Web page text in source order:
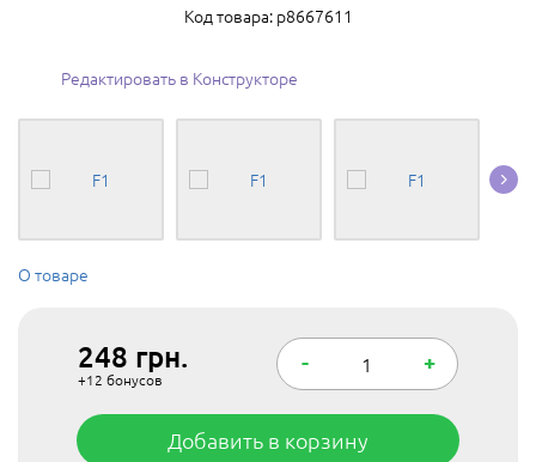
Код товара: p8667611
Редактировать в Конструкторе
О товаре
248 грн.
+12 бонусов
- +
Добавить в корзину